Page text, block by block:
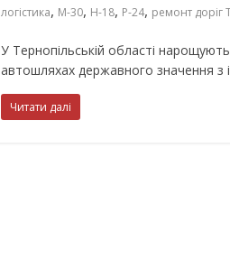
логістика, М-30, Н-18, Р-24, ремонт доріг
У Тернопільській області
автошляхах державного значення з
Читати далі